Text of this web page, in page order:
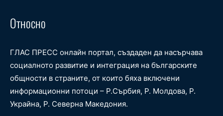
Относно
ГЛАС ПРЕСС онлайн портал, създаден да насърчава
социалното развитие и интеграция на българските
общности в страните, от които бяха включени
информационни потоци – Р.Сърбия, Р. Молдова, Р.
Украйна, Р. Северна Македония.